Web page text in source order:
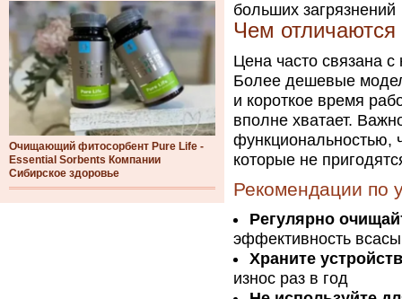
Очищающий фитосорбент Pure Life -
Essential Sorbents Компании
Сибирское здоровье
больших загрязнений
Чем отличаются
Цена часто связана с
Более дешевые
и короткое время
вполне хватает.
функциональностью,
которые не
Рекомендации по
Регулярно
эффективность
Храните
износ раз в год